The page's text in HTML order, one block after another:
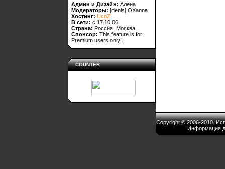
Админ и Дизайн: Алена
Модераторы: [denis] OXanna
Хостинг: UcoZ
В сети: с 17.10.06
Страна: Россия, Москва
Спонсор: This feature is for
Premium users only!
COUNTER
Copyright © 2006-2010.
Информация